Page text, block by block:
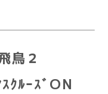
鳥２
ｸﾙｰｽﾞON